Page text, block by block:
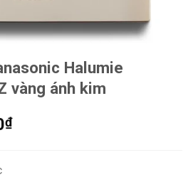
Halumie
vàng ánh kim
₫Giá